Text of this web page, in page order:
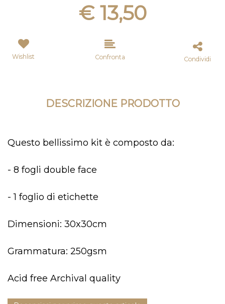
€ 13,50
Wishlist Confronta Condividi
DESCRIZIONE PRODOTTO
Questo bellissimo kit è composto da:
- 8 fogli double face
- 1 foglio di etichette
Dimensioni: 30x30cm
Grammatura: 250gsm
Acid free Archival quality